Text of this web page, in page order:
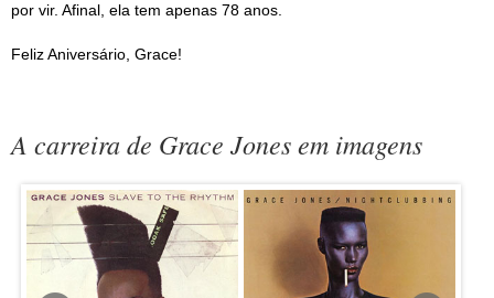
por vir. Afinal, ela tem apenas 78 anos.
Feliz Aniversário, Grace!
A carreira de Grace Jones em imagens